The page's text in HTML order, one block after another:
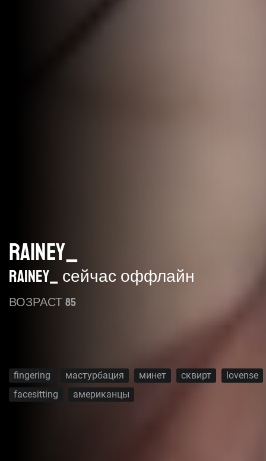
RAINEY_
Rainey_ сейчас оффлайн
ВОЗРАСТ 85
fingering мастурбация минет сквирт
lovense
facesitting
американцы